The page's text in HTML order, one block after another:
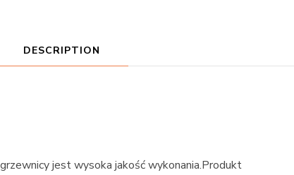
DESCRIPTION
jest wysoka jakość wykonania.Produkt